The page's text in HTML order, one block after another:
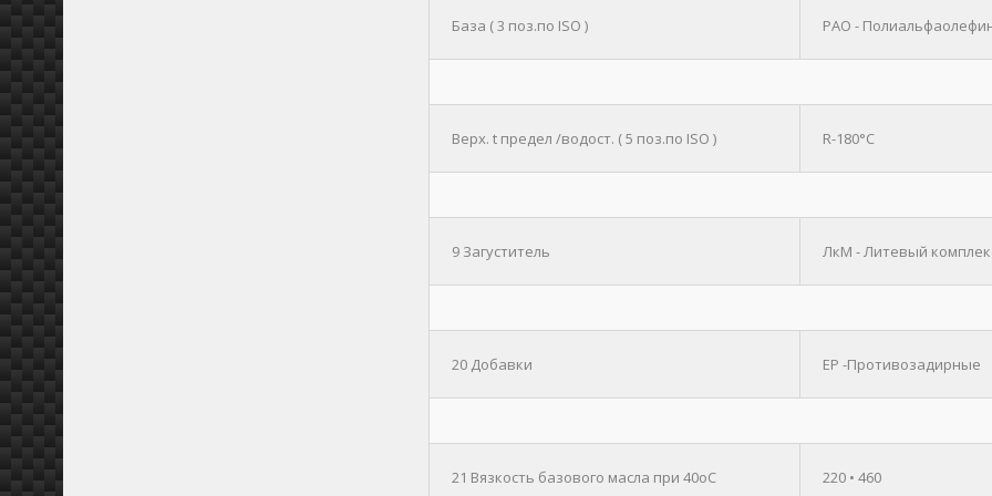
База ( 3 поз.по ISO ) PAO -
Верх. t предел /водост. ( 5 поз.по ISO ) R-180°C
9 Загуститель ЛкМ - Литевый
20 Добавки EP -Противозадирные
21 Вязкость базового масла при 40оС 220 • 460